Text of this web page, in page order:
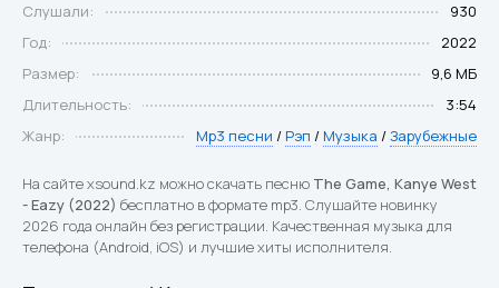
Слушали:
930
Год:
2022
Размер:
9,6 МБ
Длительность:
3:54
Жанр:
Mp3 песни / Рэп / Музыка /Зарубежные
На сайте xsound.kz можно скачать песню The Game, Kanye West
- Eazy (2022) бесплатно в формате mp3. Слушайте новинку
2026 года онлайн без регистрации. Качественная музыка для
телефона (Android, iOS) и лучшие хиты исполнителя.